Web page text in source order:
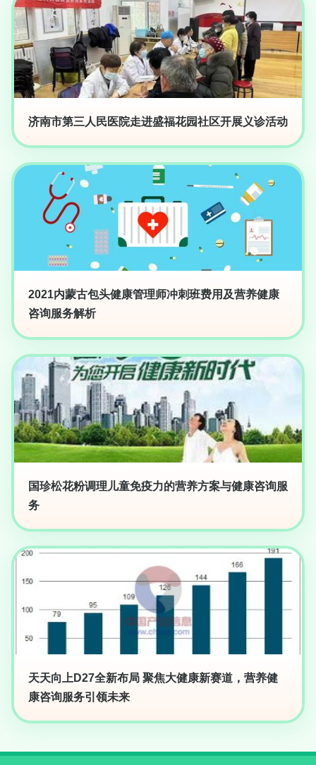
济南市第三人民医院走进盛福花园社区开展义诊活动
2021内蒙古包头健康管理师冲刺班费用及营养健康
咨询服务解析
国珍松花粉调理儿童免疫力的营养方案与健康咨询服
务
天天向上D27全新布局 聚焦大健康新赛道，营养健
康咨询服务引领未来